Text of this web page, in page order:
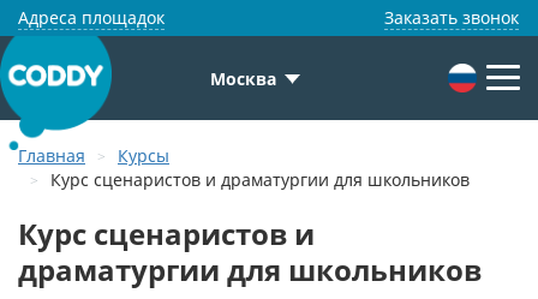
Адреса площадок Заказать звонок
Москва
Главная
Курсы
Курс сценаристов и драматургии для школьников
Курс сценаристов и
драматургии для школьников